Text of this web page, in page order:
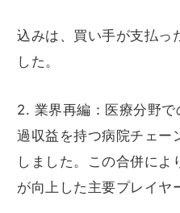
込みは、買い手が支払っ
した。
2. 業界再編：医療分野
過収益を持つ病院チェー
しました。この合併によ
が向上した主要プレイヤ